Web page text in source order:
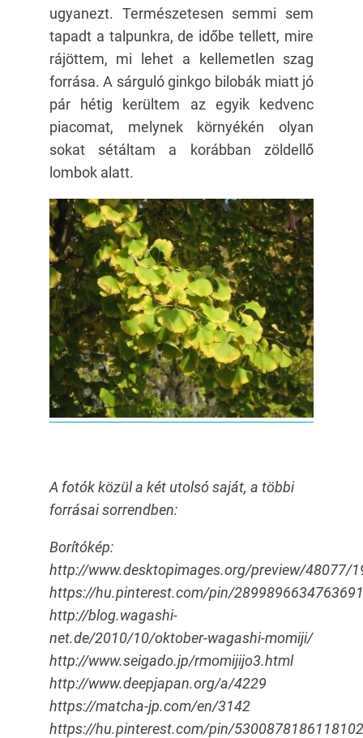
ugyanezt. Természetesen semmi sem
tapadt a talpunkra, de időbe tellett, mire
rájöttem, mi lehet a kellemetlen szag
forrása. A sárguló ginkgo bilobák miatt jó
pár hétig kerültem az egyik kedvenc
piacomat, melynek környékén olyan
sokat sétáltam a korábban zöldellő
lombok alatt.
A fotók közül a két utolsó saját, a többi
forrásai sorrendben:
Borítókép:
http://www.desktopimages.org/preview/48077/
https://hu.pinterest.com/pin/
http://blog.wagashi-
net.de/2010/10/oktober-wagashi-momiji/
http://www.seigado.jp/rmomijijo3.html
http://www.deepjapan.org/a/4229
https://matcha-jp.com/en/3142
https://hu.pinterest.com/pin/